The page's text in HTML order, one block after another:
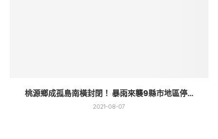
桃源鄉成孤島南橫封閉！ 暴雨來襲9縣市地區停...
2021-08-07